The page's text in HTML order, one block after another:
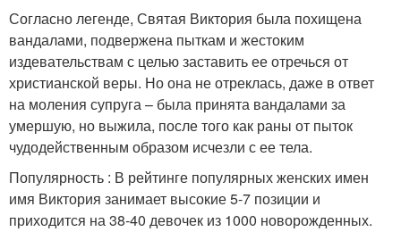
Согласно легенде, Святая Виктория была похищена
вандалами, подвержена пыткам и жестоким
издевательствам с целью заставить ее отречься от
христианской веры. Но она не отреклась, даже в ответ
на моления супруга – была принята вандалами за
умершую, но выжила, после того как раны от пыток
чудодейственным образом исчезли с ее тела.
Популярность : В рейтинге популярных женских имен
имя Виктория занимает высокие 5-7 позиции и
приходится на 38-40 девочек из 1000 новорожденных.